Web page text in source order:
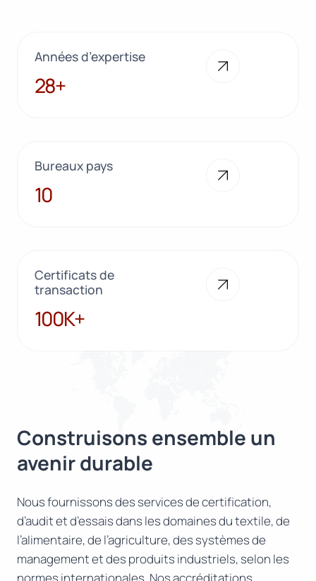
Années d’expertise
28+
28+
Bureaux pays
10
10
Certificats de
transaction
100K+
100K+
Construisons ensemble un
avenir durable
Nous fournissons des services de certification,
d’audit et d’essais dans les domaines du textile, de
l’alimentaire, de l’agriculture, des systèmes de
management et des produits industriels, selon les